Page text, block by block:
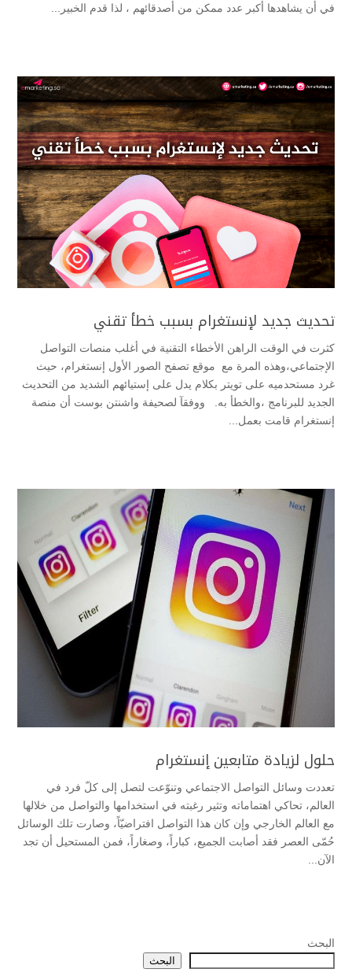
في أن يشاهدها أكبر عدد ممكن من أصدقائهم ، لذا قدم الخبير...
تحديث جديد لإنستغرام بسبب خطأ تقني
كثرت في الوقت الراهن الأخطاء التقنية في أغلب منصات التواصل
الإجتماعي،وهذه المرة مع موقع تصفح الصور الأول إنستغرام، حيث
غرد مستحدميه على تويتر بكلام يدل على إستيائهم الشديد من التحديث
الجديد للبرنامج ،والخطأ به. ووفقآ لصحيفة واشنتن بوست أن منصة
إنستغرام قامت بعمل...
حلول لزيادة متابعين إنستغرام
تعددت وسائل التواصل الاجتماعي وتنوّعت لتصل إلى كلّ فرد في
العالم، تحاكي اهتماماته وتثير رغبته في استخدامها والتواصل من خلالها
مع العالم الخارجي وإن كان هذا التواصل افتراضيّاً، وصارت تلك الوسائل
حُمّى العصر فقد أصابت الجميع، كباراً، وصغاراً، فمن المستحيل أن تجد
الآن...
البحث
البحث